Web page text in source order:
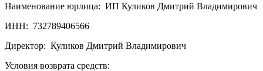
Наименование юрлица: ИП Куликов Дмитрий Владимирович
ИНН: 732789406566
Директор: Куликов Дмитрий Владимирович
Условия возврата средств: